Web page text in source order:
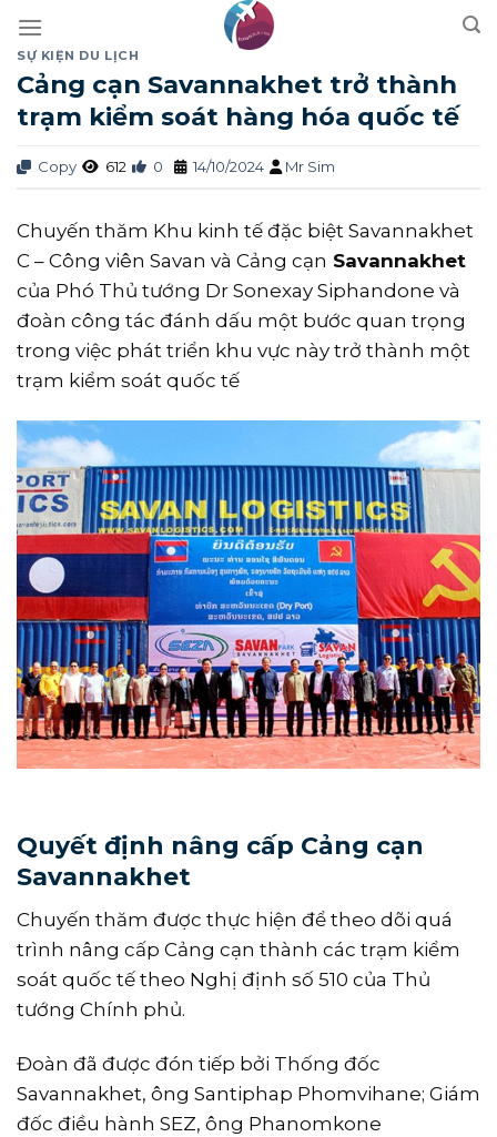
content
SỰ KIỆN DU LỊCH
Cảng cạn Savannakhet trở thành
trạm kiểm soát hàng hóa quốc tế
Copy 612 0 14/10/2024 Mr Sim
Chuyến thăm Khu kinh tế đặc biệt Savannakhet
C – Công viên Savan và Cảng cạn Savannakhet
của Phó Thủ tướng Dr Sonexay Siphandone và
đoàn công tác đánh dấu một bước quan trọng
trong việc phát triển khu vực này trở thành một
trạm kiểm soát quốc tế
Quyết định nâng cấp Cảng cạn
Savannakhet
Chuyến thăm được thực hiện để theo dõi quá
trình nâng cấp Cảng cạn thành các trạm kiểm
soát quốc tế theo Nghị định số 510 của Thủ
tướng Chính phủ.
Đoàn đã được đón tiếp bởi Thống đốc
Savannakhet, ông Santiphap Phomvihane; Giám
đốc điều hành SEZ, ông Phanomkone